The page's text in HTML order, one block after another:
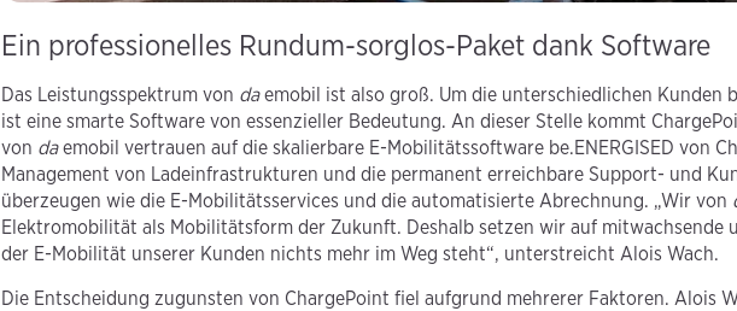
Ein professionelles Rundum-sorglos-Paket dank Software
Das Leistungsspektrum von daemobil ist also groß. Um die unterschiedlichen Kunden
ist eine smarte Software von essenzieller Bedeutung. An dieser Stelle kommt
von daemobil vertrauen auf die skalierbare E-Mobilitätssoftware be.ENERGISED von
Management von Ladeinfrastrukturen und die permanent erreichbare Support- und
überzeugen wie die E-Mobilitätsservices und die automatisierte Abrechnung. „Wir von
Elektromobilität als Mobilitätsform der Zukunft. Deshalb setzen wir auf mitwachsende
der E-Mobilität unserer Kunden nichts mehr im Weg steht“, unterstreicht Alois Wach.
Die Entscheidung zugunsten von ChargePoint fiel aufgrund mehrerer Faktoren. Alois